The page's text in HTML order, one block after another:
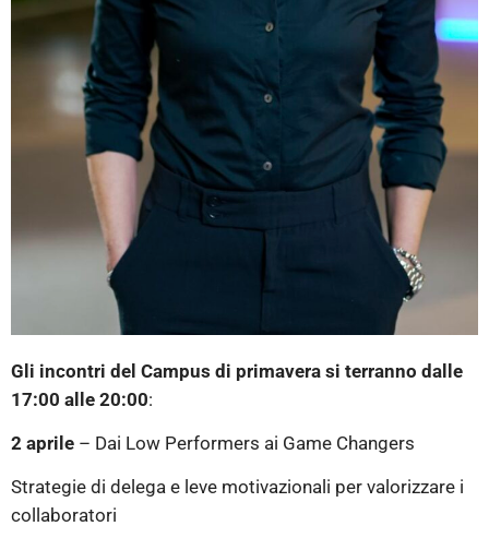
Gli incontri del Campus di primavera si terranno dalle
17:00 alle 20:00:
2 aprile – Dai Low Performers ai Game Changers
Strategie di delega e leve motivazionali per valorizzare i
collaboratori